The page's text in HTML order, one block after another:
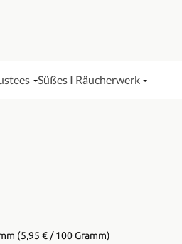
Süßes I Räucherwerk
(5,95 € / 100 Gramm)